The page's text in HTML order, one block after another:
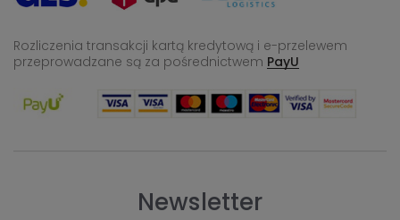
Rozliczenia transakcji kartą kredytową i e-przelewem
przeprowadzane są za pośrednictwem PayU
Newsletter